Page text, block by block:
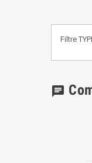
Filtre
chat